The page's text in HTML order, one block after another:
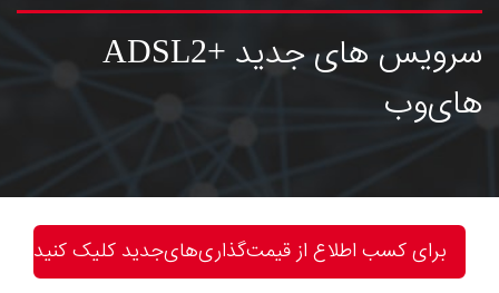
سرویس های جدید +ADSL2
های‌وب
برای کسب اطلاع از قیمت‌گذاری‌های‌جدید کلیک ‌کنید